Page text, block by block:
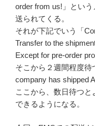
order from us!」とい
送られてくる。
それが下記でいう「
Transfer to the
Except for pre-order
そこから２週間程度待
company has shipped
ここから、数日待つ
できるようになる。